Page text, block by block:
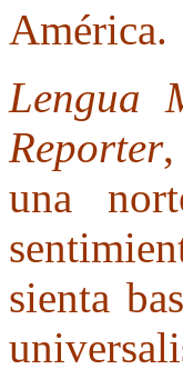
América.
Lengua
Reporter,
una
sienta